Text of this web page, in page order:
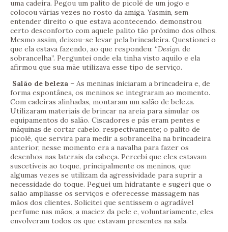
uma cadeira. Pegou um palito de picolé de um jogo e
colocou várias vezes no rosto da amiga. Yasmin, sem
entender direito o que estava acontecendo, demonstrou
certo desconforto com aquele palito tão próximo dos olhos.
Mesmo assim, deixou-se levar pela brincadeira. Questionei o
que ela estava fazendo, ao que respondeu: “Design de
sobrancelha”. Perguntei onde ela tinha visto aquilo e ela
afirmou que sua mãe utilizava esse tipo de serviço.
Salão de beleza – As meninas iniciaram a brincadeira e, de
forma espontânea, os meninos se integraram ao momento.
Com cadeiras alinhadas, montaram um salão de beleza.
Utilizaram materiais de brincar na areia para simular os
equipamentos do salão. Ciscadores e pás eram pentes e
máquinas de cortar cabelo, respectivamente; o palito de
picolé, que servira para medir a sobrancelha na brincadeira
anterior, nesse momento era a navalha para fazer os
desenhos nas laterais da cabeça. Percebi que eles estavam
suscetíveis ao toque, principalmente os meninos, que
algumas vezes se utilizam da agressividade para suprir a
necessidade do toque. Peguei um hidratante e sugeri que o
salão ampliasse os serviços e oferecesse massagem nas
mãos dos clientes. Solicitei que sentissem o agradável
perfume nas mãos, a maciez da pele e, voluntariamente, eles
envolveram todos os que estavam presentes na sala.